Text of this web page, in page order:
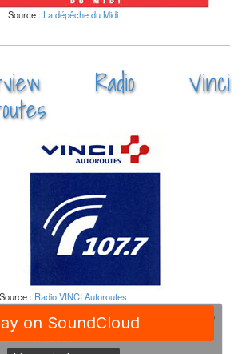
Source : La dépêche du Midi
Radio Vinci
Source : Radio VINCI Autoroutes